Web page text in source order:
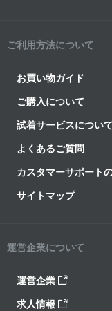
ご利用方法について
お買い物ガイド
ご購入について
試着サービスについて
よくあるご質問
カスタマーサポート
サイトマップ
運営企業について
運営企業
求人情報